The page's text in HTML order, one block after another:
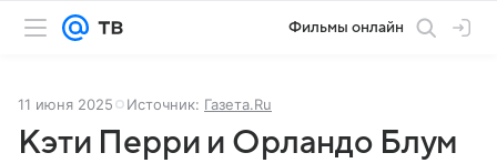
Фильмы онлайн
11 июня 2025 Источник: Газета.Ru
Кэти Перри и Орландо Блум